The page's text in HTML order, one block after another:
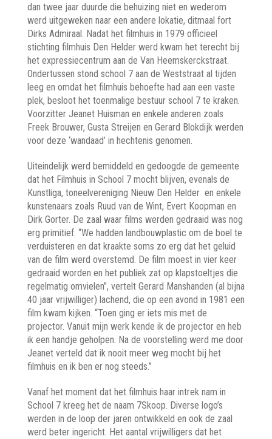
dan twee jaar duurde die behuizing niet en wederom
werd uitgeweken naar een andere lokatie, ditmaal fort
Dirks Admiraal. Nadat het filmhuis in 1979 officieel
stichting filmhuis Den Helder werd kwam het terecht bij
het expressiecentrum aan de Van Heemskerckstraat.
Ondertussen stond school 7 aan de Weststraat al tijden
leeg en omdat het filmhuis behoefte had aan een vaste
plek, besloot het toenmalige bestuur school 7 te kraken.
Voorzitter Jeanet Huisman en enkele anderen zoals
Freek Brouwer, Gusta Streijen en Gerard Blokdijk werden
voor deze ‘wandaad’ in hechtenis genomen.
Uiteindelijk werd bemiddeld en gedoogde de gemeente
dat het Filmhuis in School 7 mocht blijven, evenals de
Kunstliga, toneelvereniging Nieuw Den Helder en enkele
kunstenaars zoals Ruud van de Wint, Evert Koopman en
Dirk Gorter. De zaal waar films werden gedraaid was nog
erg primitief. “We hadden landbouwplastic om de boel te
verduisteren en dat kraakte soms zo erg dat het geluid
van de film werd overstemd. De film moest in vier keer
gedraaid worden en het publiek zat op klapstoeltjes die
regelmatig omvielen”, vertelt Gerard Manshanden (al bijna
40 jaar vrijwilliger) lachend, die op een avond in 1981 een
film kwam kijken. “Toen ging er iets mis met de
projector. Vanuit mijn werk kende ik de projector en heb
ik een handje geholpen. Na de voorstelling werd me door
Jeanet verteld dat ik nooit meer weg mocht bij het
filmhuis en ik ben er nog steeds.”
Vanaf het moment dat het filmhuis haar intrek nam in
School 7 kreeg het de naam 7Skoop. Diverse logo’s
werden in de loop der jaren ontwikkeld en ook de zaal
werd beter ingericht. Het aantal vrijwilligers dat het